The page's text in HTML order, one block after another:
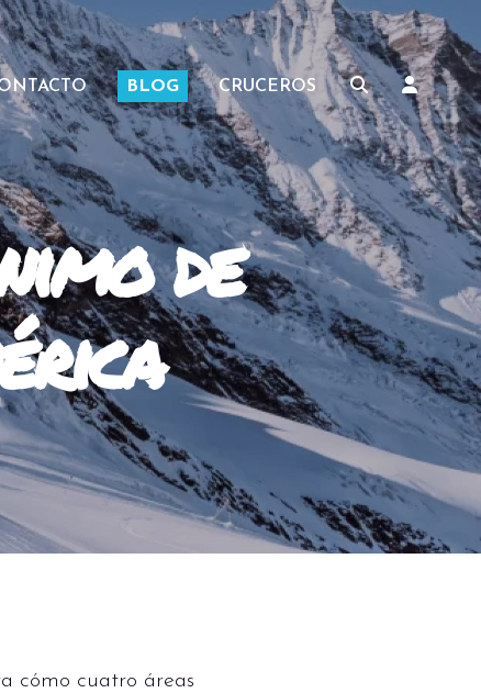
BLOG CRUCEROS
de
cómo cuatro áreas